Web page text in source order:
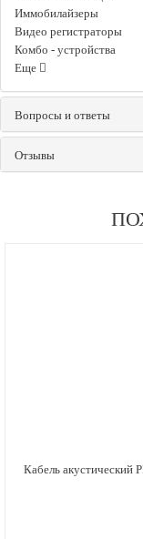
Иммобилайзеры
Видео регистраторы
Комбо - устройства
Еще
Вопросы и ответы
Отзывы
Кабель